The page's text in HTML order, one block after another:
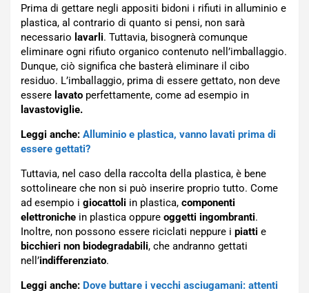
Prima di gettare negli appositi bidoni i rifiuti in alluminio e
plastica, al contrario di quanto si pensi, non sarà
necessario lavarli. Tuttavia, bisognerà comunque
eliminare ogni rifiuto organico contenuto nell’imballaggio.
Dunque, ciò significa che basterà eliminare il cibo
residuo. L’imballaggio, prima di essere gettato, non deve
essere lavato perfettamente, come ad esempio in
lavastoviglie.
Leggi anche: Alluminio e plastica, vanno lavati prima di
essere gettati?
Tuttavia, nel caso della raccolta della plastica, è bene
sottolineare che non si può inserire proprio tutto. Come
ad esempio i giocattoli in plastica, componenti
elettroniche in plastica oppure oggetti ingombranti.
Inoltre, non possono essere riciclati neppure i piatti e
bicchieri non biodegradabili, che andranno gettati
nell’indifferenziato.
Leggi anche: Dove buttare i vecchi asciugamani: attenti